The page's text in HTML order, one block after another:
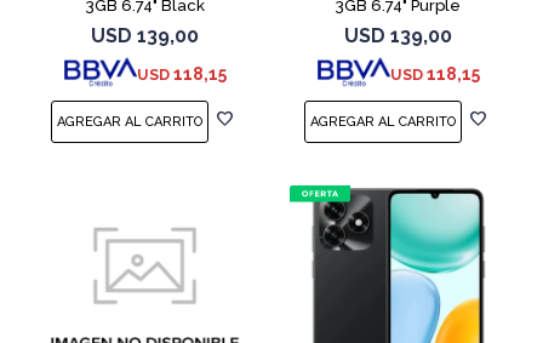
3GB 6.74" Black
USD 139,00
USD 118,15
3GB 6.74" Purple
USD 139,00
USD 118,15